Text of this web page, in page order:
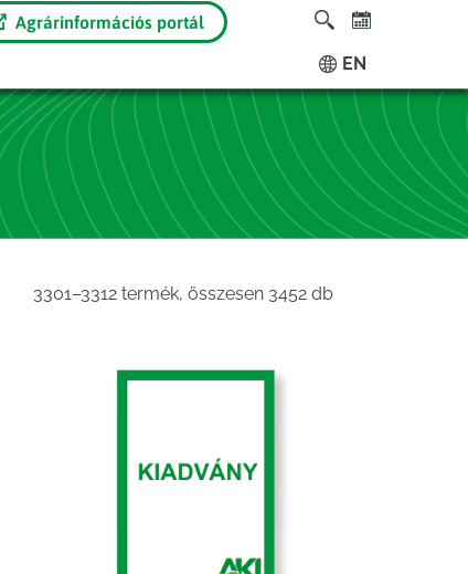
Agrárinformációs portál
EN
3301–3312 termék, összesen 3452 dbSorted